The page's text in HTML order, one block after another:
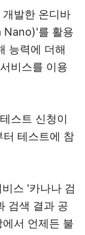
발한 온디바
Nano)'를 활용
능력에 더해
비스를 이용
스트 신청이
터 테스트에 참
스 '카나나 검
검색 결과 공
서 언제든 불